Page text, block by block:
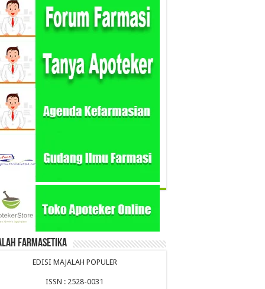
Farmasetika
EDISI MAJALAH POPULER
ISSN : 2528-0031